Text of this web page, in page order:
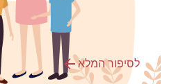
לסיפור המלא